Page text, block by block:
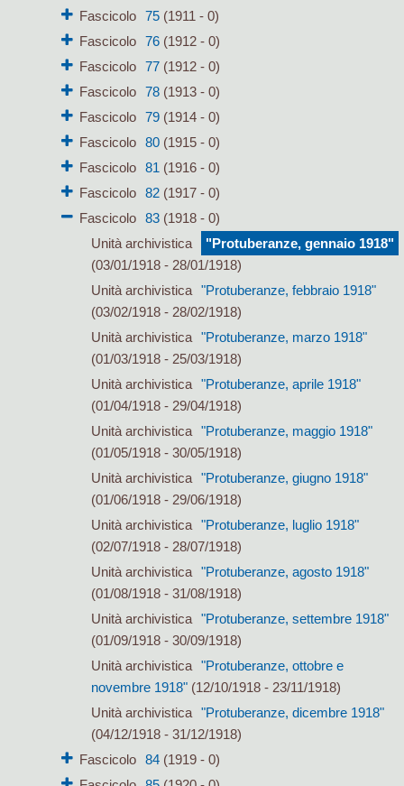
Fascicolo 75(1911 - 0)
Fascicolo
76(1912 - 0)
Fascicolo
77(1912 - 0)
Fascicolo
78(1913 - 0)
Fascicolo
79(1914 - 0)
Fascicolo
80(1915 - 0)
Fascicolo
81 (1916 - 0)
Fascicolo
82(1917 - 0)
Fascicolo
83(1918 - 0)
Unità archivistica
"Protuberanze, gennaio 1918"
(03/01/1918 - 28/01/1918)
Unità archivistica "Protuberanze, febbraio 1918"
(03/02/1918 - 28/02/1918)
Unità archivistica "Protuberanze, marzo 1918"
(01/03/1918 - 25/03/1918)
Unità archivistica "Protuberanze, aprile 1918"
(01/04/1918 - 29/04/1918)
Unità archivistica "Protuberanze, maggio 1918"
(01/05/1918 - 30/05/1918)
Unità archivistica "Protuberanze, giugno 1918"
(01/06/1918 - 29/06/1918)
Unità archivistica "Protuberanze, luglio 1918"
(02/07/1918 - 28/07/1918)
Unità archivistica "Protuberanze, agosto 1918"
(01/08/1918 - 31/08/1918)
Unità archivistica "Protuberanze, settembre 1918"
(01/09/1918 - 30/09/1918)
Unità archivistica "Protuberanze, ottobre e
novembre 1918"(12/10/1918 - 23/11/1918)
Unità archivistica "Protuberanze, dicembre 1918"
(04/12/1918 - 31/12/1918)
Fascicolo
84(1919 - 0)